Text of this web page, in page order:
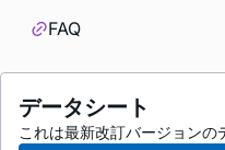
FAQ
データシート
これは最新改訂バージョンの